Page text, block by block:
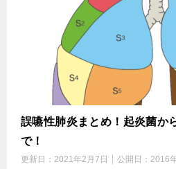
誤嚥性肺炎まとめ！起炎菌か
で！
更新日： 2021年2月7日 公開日： 2016